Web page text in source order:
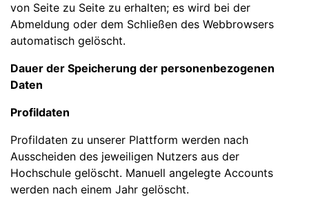
von Seite zu Seite zu erhalten; es wird bei der
Abmeldung oder dem Schließen des Webbrowsers
automatisch gelöscht.
Dauer der Speicherung der personenbezogenen
Daten
Profildaten
Profildaten zu unserer Plattform werden nach
Ausscheiden des jeweiligen Nutzers aus der
Hochschule gelöscht. Manuell angelegte Accounts
werden nach einem Jahr gelöscht.